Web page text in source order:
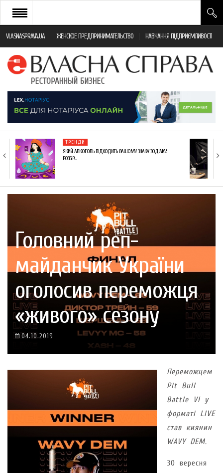
VLASNASPRAVA.UA ЖЕНСКОЕ ПРЕДПРИНИМАТЕЛЬСТВО НАВЧАННЯ ПІДПРИЄМЛИВОСТІ
НОВИНИ РЕСТОРАННОГО БІЗНЕСУ
ЯК ВІДКРИТИ ТА УСПІШНО КЕРУВАТИ
МОНІТОРИНГ ЗАКОНОДАВСТВА
ФРАНЧАЙЗИНГ
КНИГИ
ТРЕНДИ
ЯКИЙ АЛКОГОЛЬ ПІДХОДИТЬ ВАШОМУ ЗНАКУ ЗОДІАКУ:
РОЗБІР…
Головний реп-
майданчик України
оголосив переможця
«живого» сезону
04.10.2019
Переможцем
Pit Bull
Battle VI у
форматі LIVE
став киянин
WAVY DEM.
30 вересня